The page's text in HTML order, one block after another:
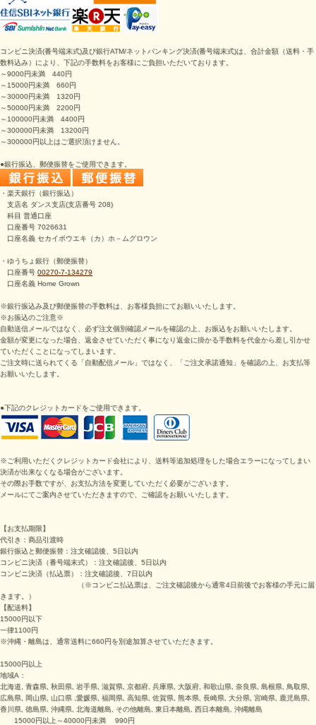
コンビニ決済(番号端末式)及び銀行ATM/ネットバンキング決済(番号端末式)は、 合計金額（送料・手
数料込み）により、下記の手数料をお客様にご負担いただいております。
～9000円未満 440円
～15000円未満 660円
～30000円未満 1320円
～50000円未満 2200円
～100000円未満 4400円
～300000円未満 13200円
～300000円以上はご選択頂けません。
●銀行振込、郵便振替をご使用できます。
・楽天銀行（銀行振込）
支店名 ダンス支店(支店番号 208)
科目 普通口座
口座番号 7026631
口座名義 セカイボウエキ（カ）ホ－ムグロウン
・ゆうちょ銀行（郵便振替）
口座番号 00270-7-134279
口座名義 Home Grown
※銀行振込み及び郵便振替の手数料は、お客様負担にてお願いいたします。
※お振込のご注意※
自動送信メールではなく、必ず注文個別確認メールを確認の上、お振込をお願いいたします。
金額が変更になった場合、返金させていただく事になり返金に掛かる手数料を代金から差し引かせ
ていただくことになってしまいます。
ご注文時に送られてくる「自動配信メール」ではなく、「ご注文承諾通知」を確認の上、お支払等
お願いいたします。
●下記のクレジットカードをご使用できます。
※ご利用いただくクレジットカード会社により、送料等追加処理をした場合エラーになってしまい
決済が出来なくなる場合がございます。
その際お手数ですが、お支払方法を変更していただく必要がございます。
メールにてご案内させていただきますので、ご確認をお願いいたします。
【お支払期限】
代引き：商品引渡時
銀行振込と郵便振替：注文確認後、5日以内
コンビニ決済（番号端末式）： 注文確認後、5日以内
コンビニ決済（払込票）： 注文確認後、7日以内
（※コンビニ払込票は、ご注文確認後から通常4日前後でお客様の手元に届
きます。 ）
【配送料】
15000円以下
一律1100円
※沖縄・離島は、通常送料に660円を別途加算させていただきます。
15000円以上
地域A：
北海道, 青森県, 秋田県, 岩手県, 滋賀県, 京都府, 兵庫県, 大阪府, 和歌山県, 奈良県, 島根県, 鳥取県,
広島県, 岡山県, 山口県 ,愛媛県, 福岡県, 高知県, 佐賀県, 熊本県, 長崎県, 大分県, 宮崎県, 鹿児島県,
香川県, 徳島県, 沖縄県, 北海道離島, その他離島, 東日本離島, 西日本離島, 沖縄離島
15000円以上～40000円未満 990円